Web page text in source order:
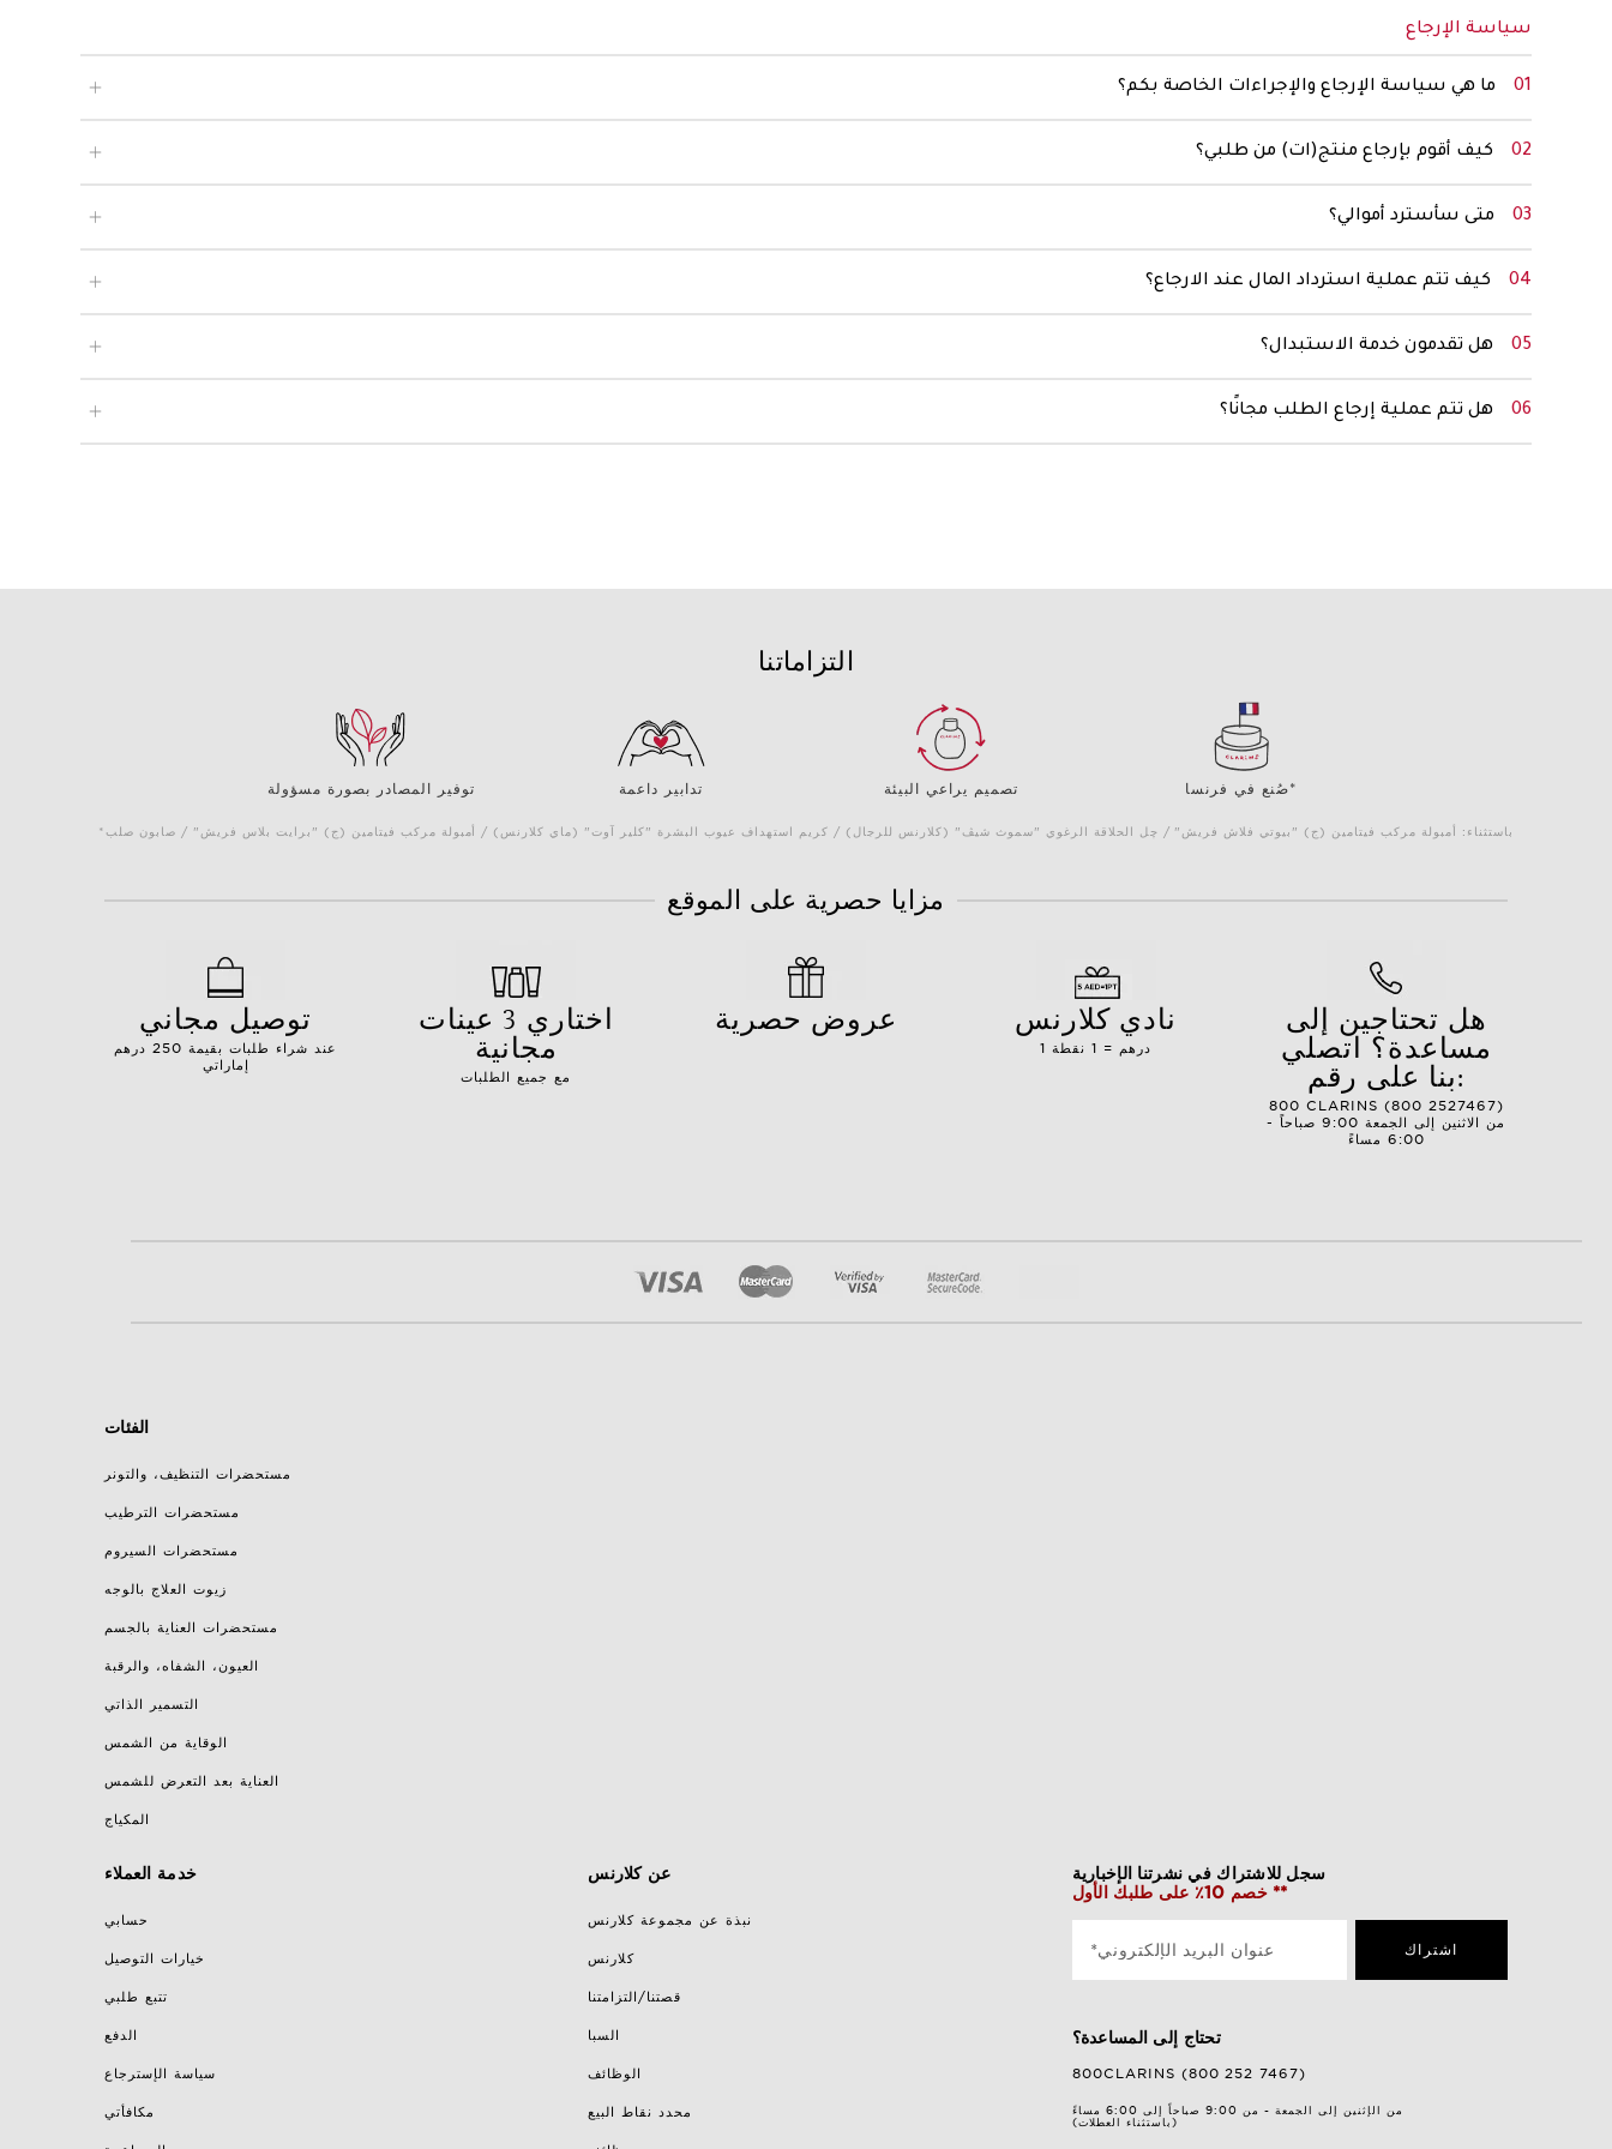
سياسة الإرجاع
ما هي سياسة الإرجاع والإجراءات الخاصة بكم؟
كيف أقوم بإرجاع منتج(ات) من طلبي؟
متى سأسترد أموالي؟
كيف تتم عملية استرداد المال عند الارجاع؟
هل تقدمون خدمة الاستبدال؟
هل تتم عملية إرجاع الطلب مجانًا؟
التزاماتنا
توفير المصادر بصورة مسؤولة تدابير داعمة تصميم يراعي البيئة صُنع في فرنسا*
*باستثناء: أمبولة مركب فيتامين (ج) "بيوتي فلاش فريش" / چل الحلاقة الرغوي "سموث شيڤ" (كلارنس للرجال) / كريم استهداف عيوب البشرة "كلير آوت" (ماي كلارنس) / أمبولة مركب فيتامين (ج) "برايت بلاس فريش" / صابون صلب
مزايا حصرية على الموقع
توصيل مجاني
عند شراء طلبات بقيمة 250 درهم
إماراتي
اختاري 3 عينات
مجانية
مع جميع الطلبات
عروض حصرية نادي كلارنس
1 درهم = 1 نقطة
هل تحتاجين إلى
مساعدة؟ اتصلي
بنا على رقم:
800 CLARINS (800 2527467)
من الاثنين إلى الجمعة 9:00 صباحاً -
6:00 مساءً
الفئات
مستحضرات التنظيف، والتونر
مستحضرات الترطيب
مستحضرات السيروم
زيوت العلاج بالوجه
مستحضرات العناية بالجسم
العيون، الشفاه، والرقبة
التسمير الذاتي
الوقاية من الشمس
العناية بعد التعرض للشمس
المكياج
خدمة العملاء
حسابي
خيارات التوصيل
تتبع طلبي
الدفع
سياسة الإسترجاع
مكافأتي
عن كلارنس
نبذة عن مجموعة كلارنس
كلارنس
قصتنا/التزامتنا
السبا
الوظائف
محدد نقاط البيع
سجل للاشتراك في نشرتنا الإخبارية
خصم 10٪ على طلبك الأول **
*عنوان البريد الإلكتروني اشتراك
تحتاج إلى المساعدة؟
800CLARINS (800 252 7467)
من الإثنين إلى الجمعة - من 9:00 صباحاً إلى 6:00 مساءً
(باستثناء العطلات)